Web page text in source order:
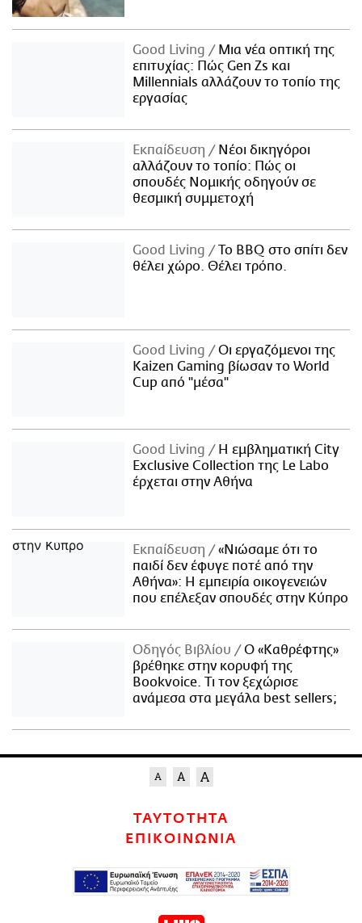
Good Living
Μια νέα οπτική της
επιτυχίας: Πώς Gen Zs και
Millennials αλλάζουν το τοπίο της
εργασίας
Εκπαίδευση
Νέοι δικηγόροι
αλλάζουν το τοπίο: Πώς οι
σπουδές Νομικής οδηγούν σε
θεσμική συμμετοχή
Good Living
Το BBQ στο σπίτι δεν
θέλει χώρο. Θέλει τρόπο.
Good Living
Οι εργαζόμενοι της
Kaizen Gaming βίωσαν το World
Cup από "μέσα"
Good Living
Η εμβληματική City
Exclusive Collection της Le Labo
έρχεται στην Αθήνα
Εκπαίδευση
«Νιώσαμε ότι το
παιδί δεν έφυγε ποτέ από την
Αθήνα»: Η εμπειρία οικογενειών
που επέλεξαν σπουδές στην Κύπρο
Οδηγός Βιβλίου
Ο «Καθρέφτης»
βρέθηκε στην κορυφή της
Bookvoice. Τι τον ξεχώρισε
ανάμεσα στα μεγάλα best sellers;
ΤΑΥΤΟΤΗΤΑ
ΕΠΙΚΟΙΝΩΝΙΑ